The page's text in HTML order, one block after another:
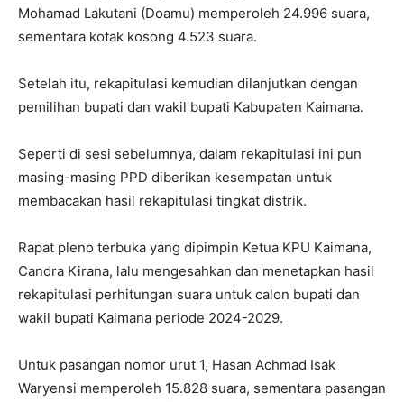
Mohamad Lakutani (Doamu) memperoleh 24.996 suara,
sementara kotak kosong 4.523 suara.
Setelah itu, rekapitulasi kemudian dilanjutkan dengan
pemilihan bupati dan wakil bupati Kabupaten Kaimana.
Seperti di sesi sebelumnya, dalam rekapitulasi ini pun
masing-masing PPD diberikan kesempatan untuk
membacakan hasil rekapitulasi tingkat distrik.
Rapat pleno terbuka yang dipimpin Ketua KPU Kaimana,
Candra Kirana, lalu mengesahkan dan menetapkan hasil
rekapitulasi perhitungan suara untuk calon bupati dan
wakil bupati Kaimana periode 2024-2029.
Untuk pasangan nomor urut 1, Hasan Achmad Isak
Waryensi memperoleh 15.828 suara, sementara pasangan